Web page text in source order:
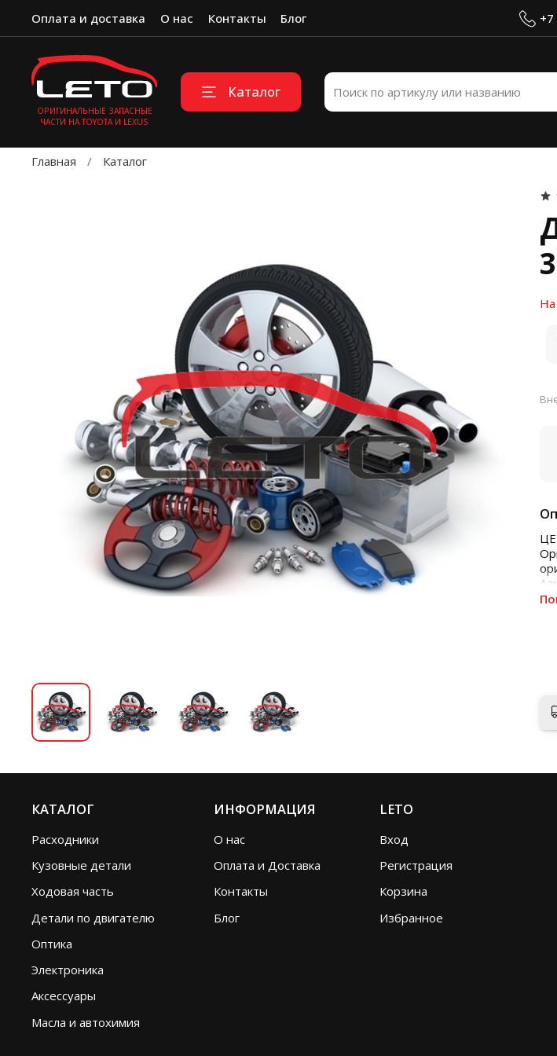
Оплата и доставка О нас Контакты Блог
ОРИГИНАЛЬНЫЕ ЗАПАСНЫЕ
ЧАСТИ НА TOYOTA И LEXUS
Каталог
Главная Каталог
На
КАТАЛОГ
Расходники
Кузовные детали
Ходовая часть
Детали по двигателю
Оптика
Электроника
Аксессуары
Масла и автохимия
ИНФОРМАЦИЯ
О нас
Оплата и Доставка
Контакты
Блог
LETO
Вход
Регистрация
Корзина
Избранное